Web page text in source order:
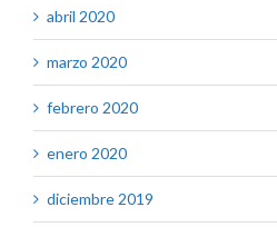
abril 2020
marzo 2020
febrero 2020
enero 2020
diciembre 2019